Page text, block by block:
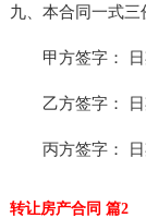
九、本合同一式三
甲方签字： 日
乙方签字： 日
丙方签字： 日
转让房产合同 篇2